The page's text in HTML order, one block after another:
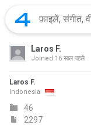
Laros F.
Joined 16 साल पहले
Laros F.
Indonesia
46
2297